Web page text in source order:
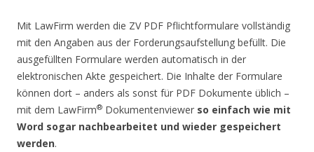
Mit LawFirm werden die ZV PDF Pflichtformulare vollständig
mit den Angaben aus der Forderungsaufstellung befüllt. Die
ausgefüllten Formulare werden automatisch in der
elektronischen Akte gespeichert. Die Inhalte der Formulare
können dort – anders als sonst für PDF Dokumente üblich –
mit dem LawFirm® Dokumentenviewer so einfach wie mit
Word sogar nachbearbeitet und wieder gespeichert
werden.